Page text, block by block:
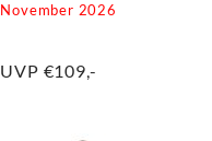
November 2026
UVP €109,-